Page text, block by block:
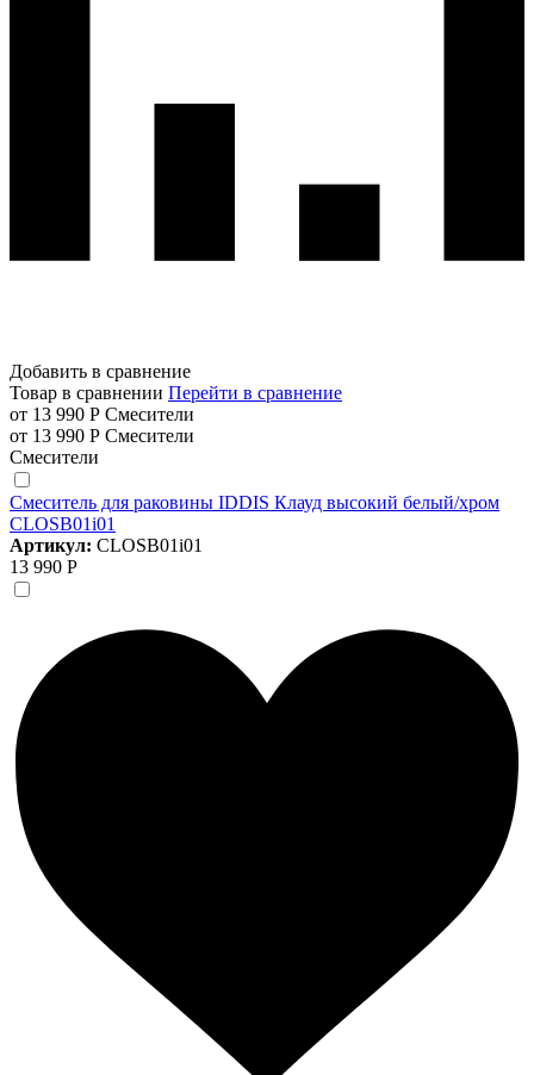
Добавить в сравнение
Товар в сравнении Перейти в сравнение
от 13 990 Р Смесители
от 13 990 Р Смесители
Смесители
Смеситель для раковины IDDIS Клауд высокий белый/хром
CLOSB01i01
Артикул: CLOSB01i01
13 990 Р